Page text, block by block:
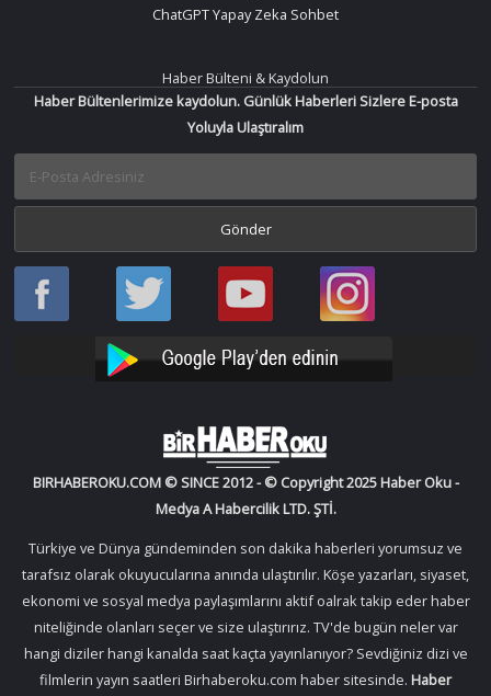
ChatGPT Yapay Zeka Sohbet
Haber Bülteni & Kaydolun
Haber Bültenlerimize kaydolun. Günlük Haberleri Sizlere E-posta
Yoluyla Ulaştıralım
Haber
Oku
Haber
Oku
Bir
Haber
YouTube
Bir
Haber
Instagram
BIRHABEROKU.COM © SINCE 2012 - © Copyright 2025 Haber Oku -
Medya A Habercilik LTD. ŞTİ.
Türkiye ve Dünya gündeminden son dakika haberleri yorumsuz ve
tarafsız olarak okuyucularına anında ulaştırılır. Köşe yazarları, siyaset,
ekonomi ve sosyal medya paylaşımlarını aktif oalrak takip eder haber
niteliğinde olanları seçer ve size ulaştırırız. TV'de bugün neler var
hangi diziler hangi kanalda saat kaçta yayınlanıyor? Sevdiğiniz dizi ve
filmlerin yayın saatleri Birhaberoku.com haber sitesinde. Haber